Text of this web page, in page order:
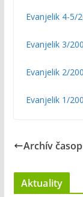
Evanjelik 4-5/
Evanjelik 3/
Evanjelik 2/
Evanjelik 1/
Archív
Aktuality